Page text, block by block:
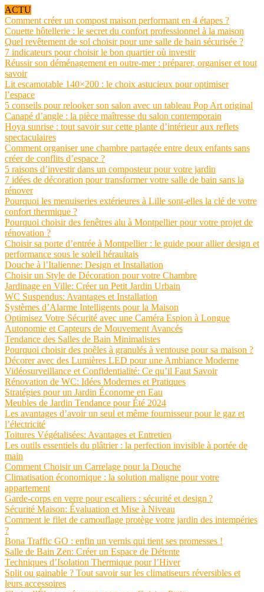
ACTU
Comment créer un compost maison performant en 4 étapes ?
Couette hôtellerie : le secret du confort professionnel à la maison
Quel revêtement de sol choisir pour une salle de bain sécurisée ?
7 indicateurs pour choisir le bon quartier où investir
Réussir son déménagement en outre-mer : préparer, organiser et tout
savoir
Lit escamotable 140×200 : le choix astucieux pour optimiser
l’espace
5 conseils pour relooker son salon avec un tableau Pop Art original
Canapé d’angle : la pièce maîtresse du salon contemporain
Hoya sunrise : tout savoir sur cette plante d’intérieur aux reflets
spectaculaires
Comment organiser une chambre partagée entre deux enfants sans
créer de conflits d’espace ?
5 raisons d’investir dans un composteur pour votre jardin
7 idées de décoration pour transformer votre salle de bain sans la
rénover
Pourquoi les menuiseries extérieures à Lille sont-elles la clé de votre
confort thermique ?
Pourquoi choisir des fenêtres alu à Montpellier pour votre projet de
rénovation ?
Choisir sa porte d’entrée à Montpellier : le guide pour allier design et
performance sous le soleil héraultais
Douche à l’Italienne: Design et Installation
Choisir un Style de Décoration pour votre Chambre
Jardinage en Ville: Créer un Petit Jardin Urbain
WC Suspendus: Avantages et Installation
Systèmes d’Alarme Intelligents pour la Maison
Optimisez Votre Sécurité avec une Caméra Espion à Longue
Autonomie et Capteurs de Mouvement Avancés
Tendance des Salles de Bain Minimalistes
Pourquoi choisir des poêles à granulés à ventouse pour sa maison ?
Décorer avec des Lumières LED pour une Ambiance Moderne
Vidéosurveillance et Confidentialité: Ce qu’il Faut Savoir
Rénovation de WC: Idées Modernes et Pratiques
Stratégies pour un Jardin Économe en Eau
Meubles de Jardin Tendance pour Été 2024
Les avantages d’avoir un seul et même fournisseur pour le gaz et
l’électricité
Toitures Végétalisées: Avantages et Entretien
Les outils essentiels du plâtrier : la perfection invisible à portée de
main
Comment Choisir un Carrelage pour la Douche
Climatisation économique : la solution maligne pour votre
appartement
Garde-corps en verre pour escaliers : sécurité et design ?
Sécurité Maison: Évaluation et Mise à Niveau
Comment le filet de camouflage protège votre jardin des intempéries
?
Bona Traffic GO : enfin un vernis qui tient ses promesses !
Salle de Bain Zen: Créer un Espace de Détente
Techniques d’Isolation Thermique pour l’Hiver
Split ou gainable ? Tout savoir sur les climatiseurs réversibles et
leurs accessoires